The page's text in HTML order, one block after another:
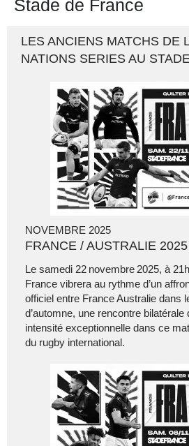
Stade de France
LES ANCIENS MATCHS DE
NATIONS SERIES AU
NOVEMBRE 2025
FRANCE / AUSTRALIE 2025
Le samedi 22 novembre 2025, à
France vibrera au rythme d’un
officiel entre France Australie dans
d’automne, une rencontre bilatérale
intensité exceptionnelle dans ce
du rugby international.